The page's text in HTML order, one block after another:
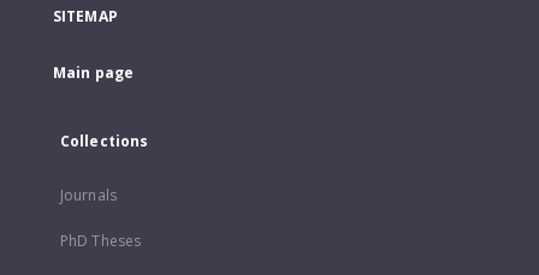
SITEMAP
Main page
Collections
Journals
PhD Theses